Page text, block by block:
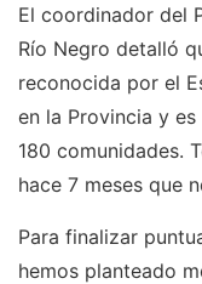
El coordinador del
Río Negro detalló
reconocida por el
en la Provincia y
180 comunidades.
hace 7 meses que
Para finalizar
hemos planteado